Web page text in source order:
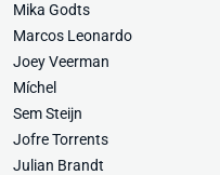
Mika Godts
Marcos Leonardo
Joey Veerman
Míchel
Sem Steijn
Jofre Torrents
Julian Brandt